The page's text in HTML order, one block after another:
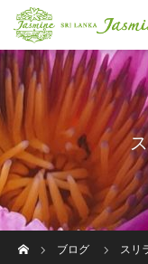
ブログ
スリ